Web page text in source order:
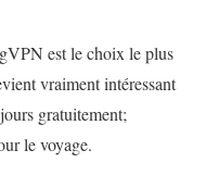
est le choix le plus
vraiment intéressant
gratuitement;
le voyage.